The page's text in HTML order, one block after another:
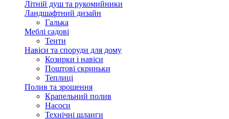
Літній душ та рукомийники
Ландшафтний дизайн
Галька
Меблі садові
Тенти
Навіси та споруди для дому
Козирки і навіси
Поштові скриньки
Теплиці
Полив та зрошення
Крапельний полив
Насоси
Технічні шланги